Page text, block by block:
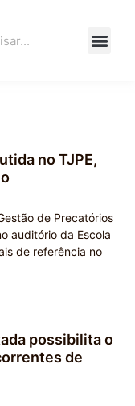
no TJPE,
de Precatórios
auditório da Escola
de referência no
possibilita o
de